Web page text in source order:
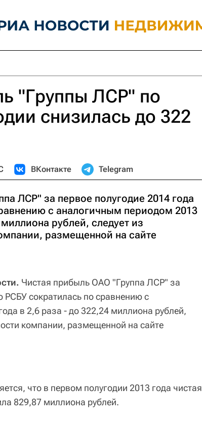
"Группы ЛСР" по
снизилась до 322
ВКонтакте Telegram
ЛСР" за первое полугодие 2014 года
с аналогичным периодом 2013
рублей, следует из
размещенной на сайте
Чистая прибыль ОАО "Группа ЛСР" за
РСБУ сократилась по сравнению с
в 2,6 раза - до 322,24 миллиона рублей,
компании, размещенной на сайте
что в первом полугодии 2013 года чистая
829,87 миллиона рублей.